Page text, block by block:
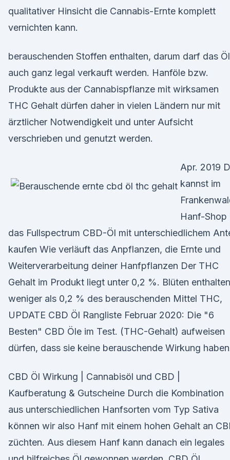
qualitativer Hinsicht die Cannabis-Ernte komplett
vernichten kann.
berauschenden Stoffen enthalten, darum darf das Öl
auch ganz legal verkauft werden. Hanföle bzw.
Produkte aus der Cannabispflanze mit wirksamen
THC Gehalt dürfen daher in vielen Ländern nur mit
ärztlicher Notwendigkeit und unter Aufsicht
verschrieben und genutzt werden.
Apr. 2019
kannst im
Hanf-Shop
das Fullspectrum CBD-Öl mit unterschiedlichem
kaufen Wie verläuft das Anpflanzen, die Ernte und
Weiterverarbeitung deiner Hanfpflanzen Der THC
Gehalt im Produkt liegt unter 0,2 %. Blüten enthalten
weniger als 0,2 % des berauschenden Mittel THC,
UPDATE CBD Öl Rangliste Februar 2020: Die "6
Besten" CBD Öle im Test. (THC-Gehalt) aufweisen
dürfen, dass sie keine berauschende Wirkung
CBD Öl Wirkung | Cannabisöl und CBD |
Kaufberatung & Gutscheine Durch die Kombination
aus unterschiedlichen Hanfsorten vom Typ Sativa
können wir also Hanf mit einem hohen Gehalt an
züchten. Aus diesem Hanf kann danach ein legales